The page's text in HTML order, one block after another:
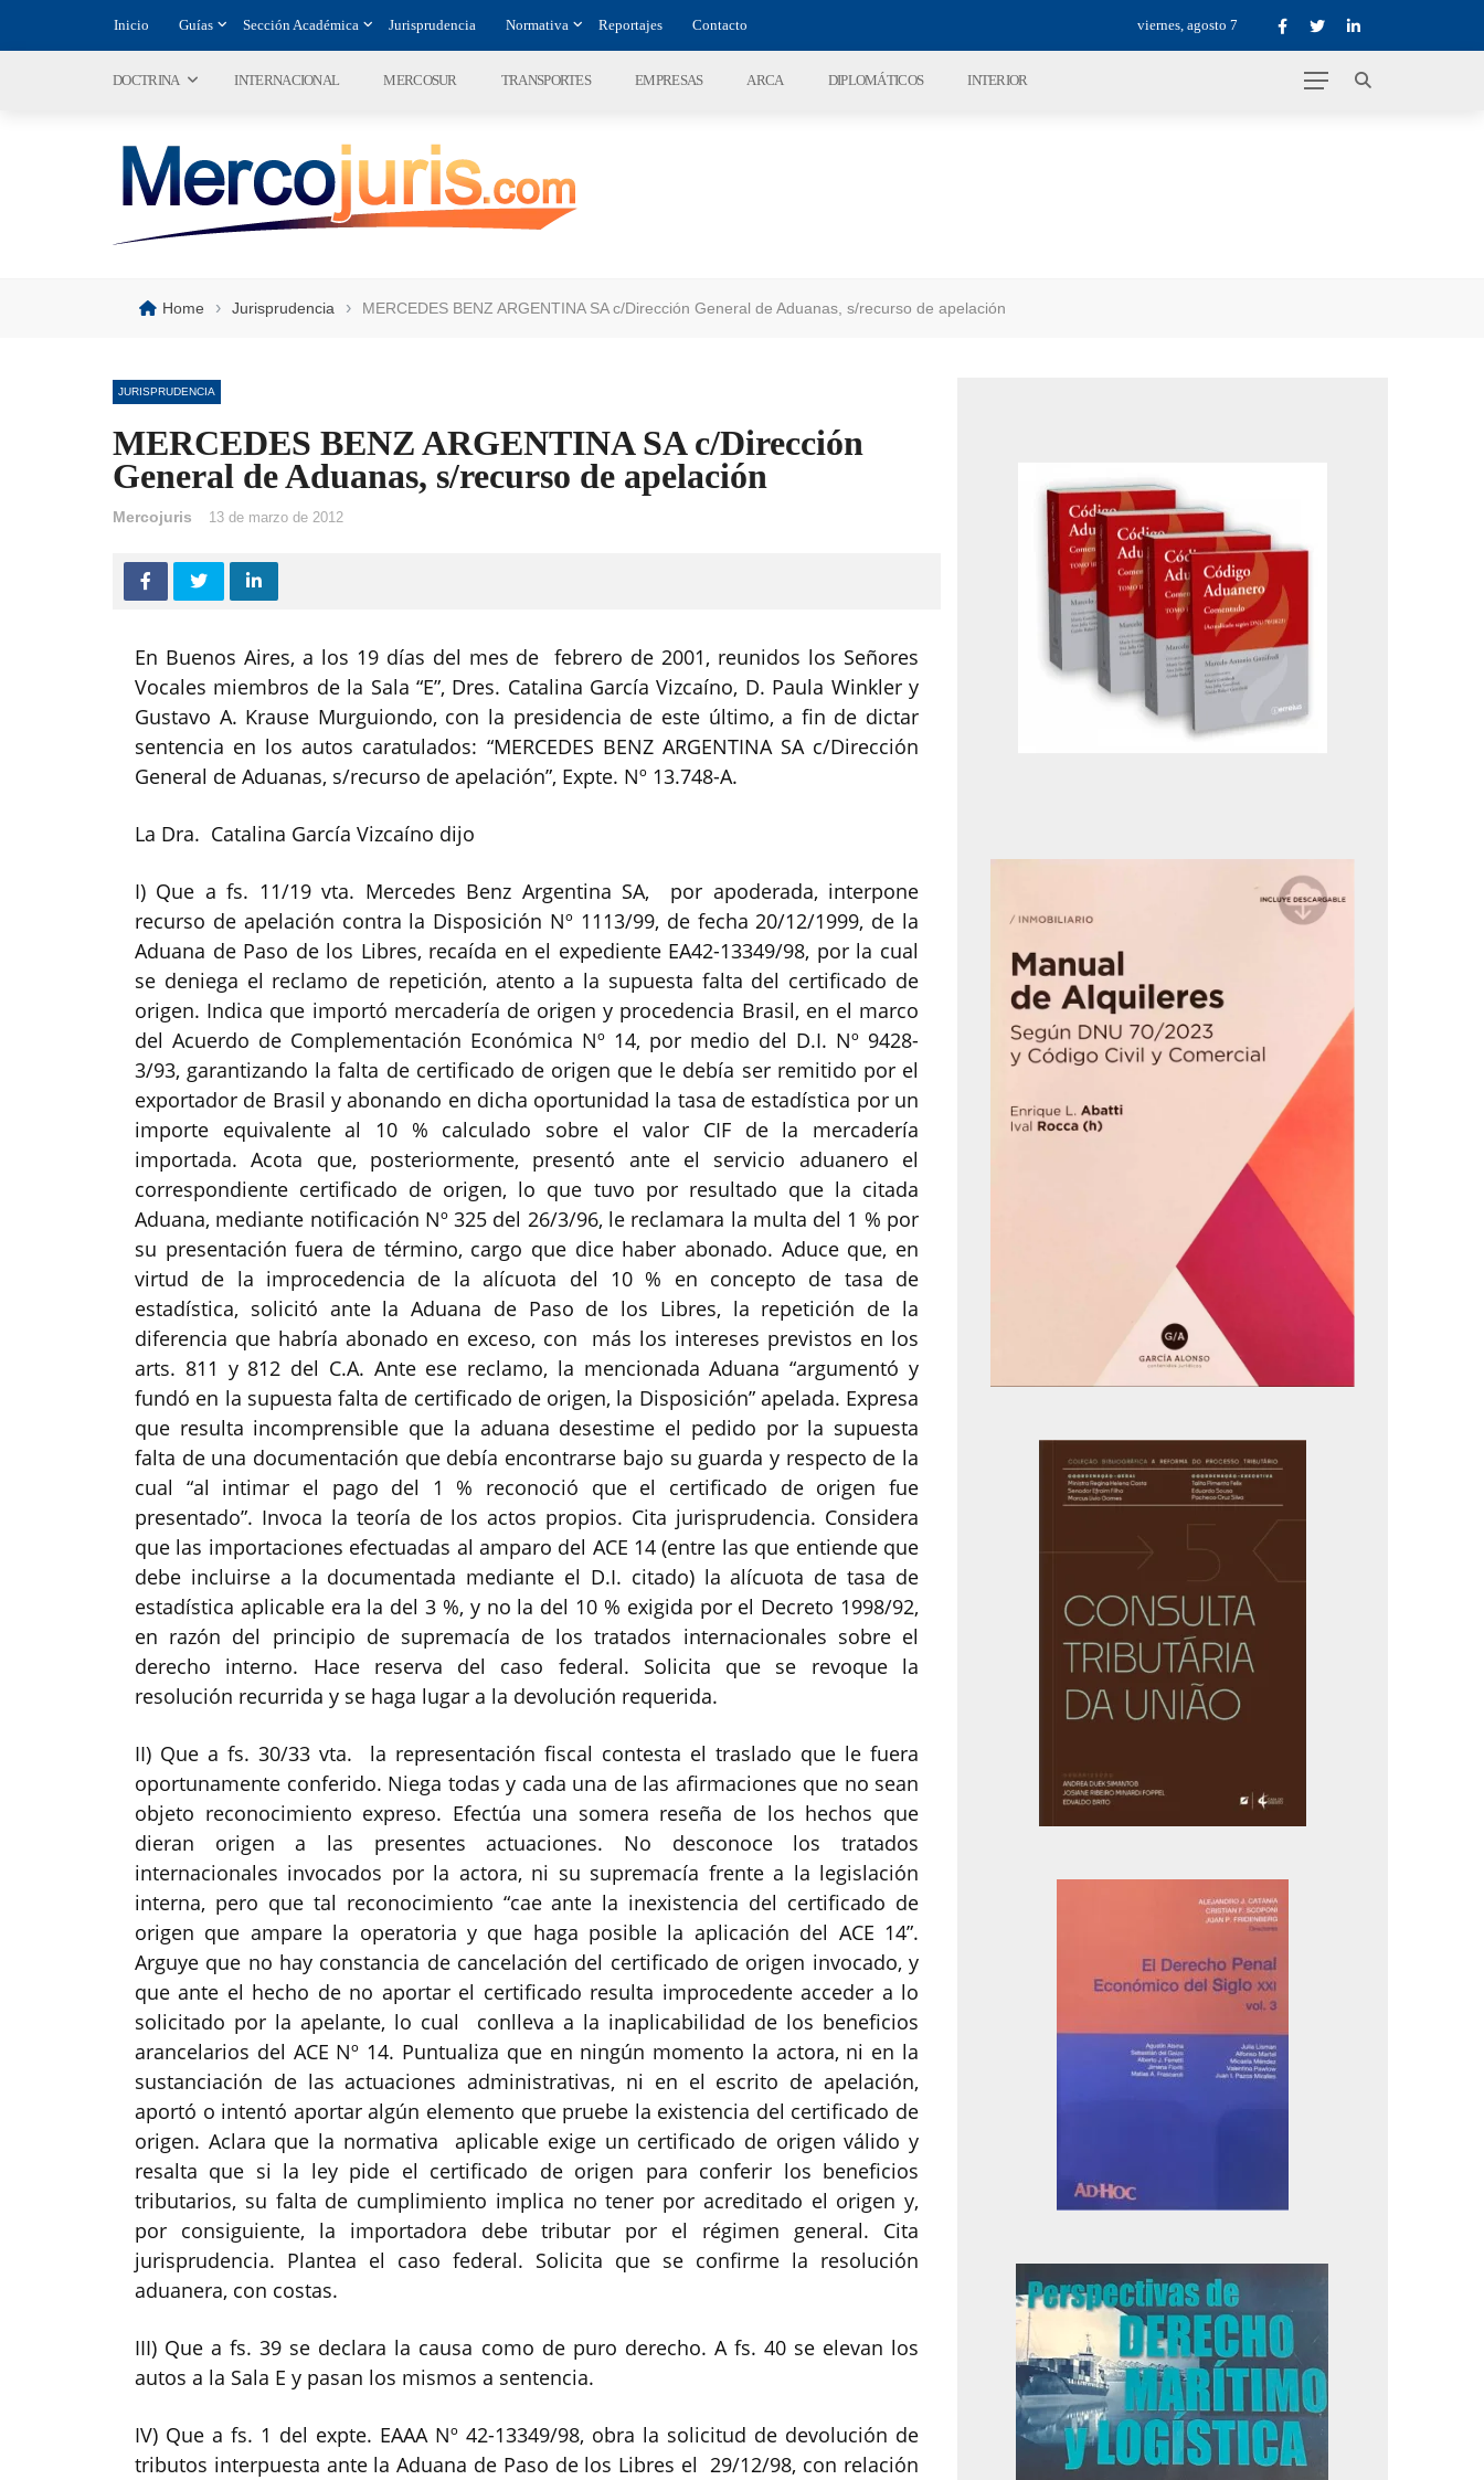
Inicio Guías Sección Académica Jurisprudencia Normativa Reportajes Contacto viernes, agosto 7
DOCTRINA INTERNACIONAL MERCOSUR TRANSPORTES EMPRESAS ARCA DIPLOMÁTICOS INTERIOR
Home › Jurisprudencia › MERCEDES BENZ ARGENTINA SA c/Dirección General de Aduanas, s/recurso de apelación
JURISPRUDENCIA
MERCEDES BENZ ARGENTINA SA c/Dirección
General de Aduanas, s/recurso de apelación
Mercojuris 13 de marzo de 2012
En Buenos Aires, a los 19 días del mes de febrero de 2001, reunidos los Señores
Vocales miembros de la Sala “E”, Dres. Catalina García Vizcaíno, D. Paula Winkler y
Gustavo A. Krause Murguiondo, con la presidencia de este último, a fin de dictar
sentencia en los autos caratulados: “MERCEDES BENZ ARGENTINA SA c/Dirección
General de Aduanas, s/recurso de apelación”, Expte. Nº 13.748-A.
La Dra. Catalina García Vizcaíno dijo
I) Que a fs. 11/19 vta. Mercedes Benz Argentina SA, por apoderada, interpone
recurso de apelación contra la Disposición Nº 1113/99, de fecha 20/12/1999, de la
Aduana de Paso de los Libres, recaída en el expediente EA42-13349/98, por la cual
se deniega el reclamo de repetición, atento a la supuesta falta del certificado de
origen. Indica que importó mercadería de origen y procedencia Brasil, en el marco
del Acuerdo de Complementación Económica Nº 14, por medio del D.I. Nº 9428-
3/93, garantizando la falta de certificado de origen que le debía ser remitido por el
exportador de Brasil y abonando en dicha oportunidad la tasa de estadística por un
importe equivalente al 10 % calculado sobre el valor CIF de la mercadería
importada. Acota que, posteriormente, presentó ante el servicio aduanero el
correspondiente certificado de origen, lo que tuvo por resultado que la citada
Aduana, mediante notificación Nº 325 del 26/3/96, le reclamara la multa del 1 % por
su presentación fuera de término, cargo que dice haber abonado. Aduce que, en
virtud de la improcedencia de la alícuota del 10 % en concepto de tasa de
estadística, solicitó ante la Aduana de Paso de los Libres, la repetición de la
diferencia que habría abonado en exceso, con más los intereses previstos en los
arts. 811 y 812 del C.A. Ante ese reclamo, la mencionada Aduana “argumentó y
fundó en la supuesta falta de certificado de origen, la Disposición” apelada. Expresa
que resulta incomprensible que la aduana desestime el pedido por la supuesta
falta de una documentación que debía encontrarse bajo su guarda y respecto de la
cual “al intimar el pago del 1 % reconoció que el certificado de origen fue
presentado”. Invoca la teoría de los actos propios. Cita jurisprudencia. Considera
que las importaciones efectuadas al amparo del ACE 14 (entre las que entiende que
debe incluirse a la documentada mediante el D.I. citado) la alícuota de tasa de
estadística aplicable era la del 3 %, y no la del 10 % exigida por el Decreto 1998/92,
en razón del principio de supremacía de los tratados internacionales sobre el
derecho interno. Hace reserva del caso federal. Solicita que se revoque la
resolución recurrida y se haga lugar a la devolución requerida.
II) Que a fs. 30/33 vta. la representación fiscal contesta el traslado que le fuera
oportunamente conferido. Niega todas y cada una de las afirmaciones que no sean
objeto reconocimiento expreso. Efectúa una somera reseña de los hechos que
dieran origen a las presentes actuaciones. No desconoce los tratados
internacionales invocados por la actora, ni su supremacía frente a la legislación
interna, pero que tal reconocimiento “cae ante la inexistencia del certificado de
origen que ampare la operatoria y que haga posible la aplicación del ACE 14”.
Arguye que no hay constancia de cancelación del certificado de origen invocado, y
que ante el hecho de no aportar el certificado resulta improcedente acceder a lo
solicitado por la apelante, lo cual conlleva a la inaplicabilidad de los beneficios
arancelarios del ACE Nº 14. Puntualiza que en ningún momento la actora, ni en la
sustanciación de las actuaciones administrativas, ni en el escrito de apelación,
aportó o intentó aportar algún elemento que pruebe la existencia del certificado de
origen. Aclara que la normativa aplicable exige un certificado de origen válido y
resalta que si la ley pide el certificado de origen para conferir los beneficios
tributarios, su falta de cumplimiento implica no tener por acreditado el origen y,
por consiguiente, la importadora debe tributar por el régimen general. Cita
jurisprudencia. Plantea el caso federal. Solicita que se confirme la resolución
aduanera, con costas.
III) Que a fs. 39 se declara la causa como de puro derecho. A fs. 40 se elevan los
autos a la Sala E y pasan los mismos a sentencia.
IV) Que a fs. 1 del expte. EAAA Nº 42-13349/98, obra la solicitud de devolución de
tributos interpuesta ante la Aduana de Paso de los Libres el 29/12/98, con relación